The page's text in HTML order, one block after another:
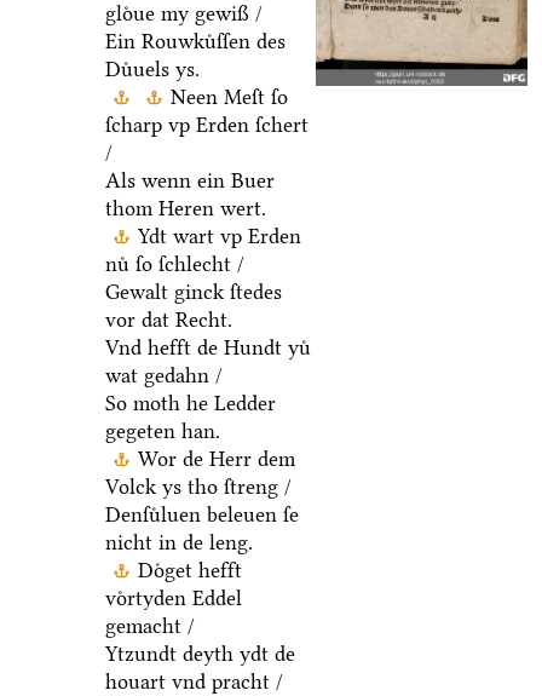
gloͤue my gewiß /
Ein Rouwkuͤſſen des
Duͤuels ys.
Neen Meſt ſo
ſcharp vp Erden ſchert
/
Als wenn ein Buer
thom Heren wert.
Ydt wart vp Erden
nuͤ ſo ſchlecht /
Gewalt ginck ſtedes
vor dat Recht.
Vnd hefft de Hundt yuͤ
wat gedahn /
So moth he Ledder
gegeten han.
Wor de Herr dem
Volck ys tho ſtreng /
Denſuͤluen beleuen ſe
nicht in de leng.
Doͤget hefft
voͤrtyden Eddel
gemacht /
Ytzundt deyth ydt de
houart vnd pracht /